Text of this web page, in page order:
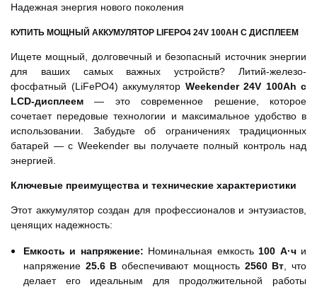
Надежная энергия нового поколения
КУПИТЬ МОЩНЫЙ АККУМУЛЯТОР LIFEPO4 24V 100AH С ДИСПЛЕЕМ
Ищете мощный, долговечный и безопасный источник энергии
для ваших самых важных устройств? Литий-железо-
фосфатный (LiFePO4) аккумулятор Weekender 24V 100Ah с
LCD-дисплеем — это современное решение, которое
сочетает передовые технологии и максимальное удобство в
использовании. Забудьте об ограничениях традиционных
батарей — с Weekender вы получаете полный контроль над
энергией.
Ключевые преимущества и технические характеристики
Этот аккумулятор создан для профессионалов и энтузиастов,
ценящих надежность:
Емкость и напряжение: Номинальная емкость 100 А·чи
напряжение 25.6 В обеспечивают мощность 2560 Вт , что
делает его идеальным для продолжительной работы